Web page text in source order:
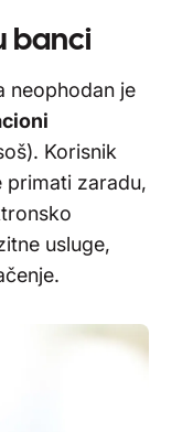
banci
neophodan je
Korisnik
primati zaradu,
usluge,